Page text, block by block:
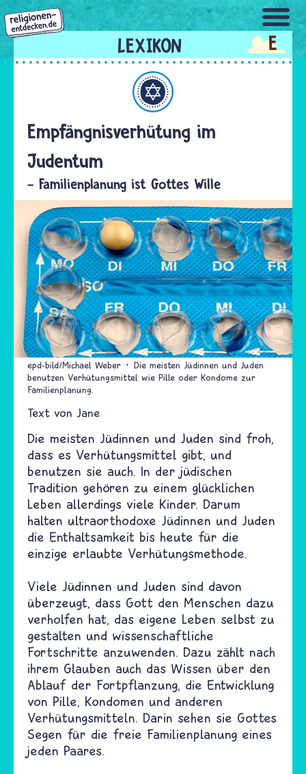
Direkt
zum
Inhalt
E
Empfängnisverhütung im
Judentum
- Familienplanung ist Gottes Wille
epd-bild/Michael Weber
Die meisten Jüdinnen und Juden
benutzen Verhütungsmittel wie Pille oder Kondome zur
Familienplanung.
Text von Jane
Die meisten Jüdinnen und Juden sind froh,
dass es Verhütungsmittel gibt, und
benutzen sie auch. In der jüdischen
Tradition gehören zu einem glücklichen
Leben allerdings viele Kinder. Darum
halten ultraorthodoxe Jüdinnen und Juden
die Enthaltsamkeit bis heute für die
einzige erlaubte Verhütungsmethode.
Viele Jüdinnen und Juden sind davon
überzeugt, dass Gott den Menschen dazu
verholfen hat, das eigene Leben selbst zu
gestalten und wissenschaftliche
Fortschritte anzuwenden. Dazu zählt nach
ihrem Glauben auch das Wissen über den
Ablauf der Fortpflanzung, die Entwicklung
von Pille, Kondomen und anderen
Verhütungsmitteln. Darin sehen sie Gottes
Segen für die freie Familienplanung eines
jeden Paares.